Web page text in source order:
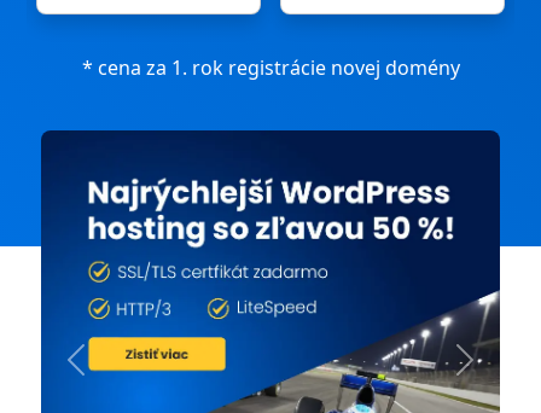
* cena za 1. rok registrácie novej domény
Previous Next